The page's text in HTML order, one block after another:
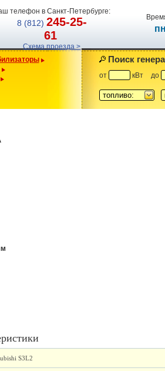
телефон в Санкт-Петербурге:
8 (812) 245-25-
61
Схема проезда >
Поиск
от кВт до
топливо:
S3L2